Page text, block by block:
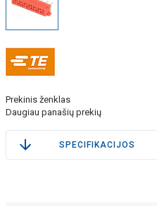
Prekinis ženklas
Daugiau panašių prekių
SPECIFIKACIJOS